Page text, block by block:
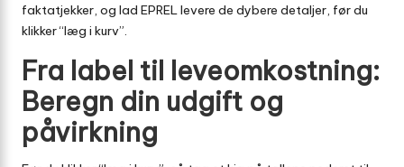
faktatjekker, og lad EPREL levere de dybere detaljer, før du
klikker “læg i kurv”.
Fra label til leveomkostning:
Beregn din udgift og
påvirkning